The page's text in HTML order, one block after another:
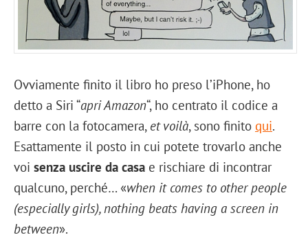
Ovviamente finito il libro ho preso l’iPhone, ho
detto a Siri “apri Amazon“, ho centrato il codice a
barre con la fotocamera, et voilà, sono finito qui.
Esattamente il posto in cui potete trovarlo anche
voi senza uscire da casa e rischiare di incontrar
qualcuno, perché… «when it comes to other people
(especially girls), nothing beats having a screen in
between».